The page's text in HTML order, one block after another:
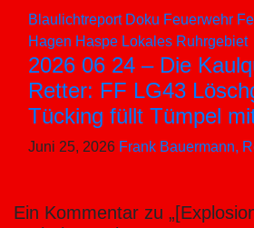
Blaulichtreport Doku Feuerwehr
Hagen Haspe Lokales Ruhrgebiet
2026 06 24 – Die
Retter: FF LG43
Tücking füllt Tümpel
Juni 25, 2026 Frank Bauermann,
Ein Kommentar zu